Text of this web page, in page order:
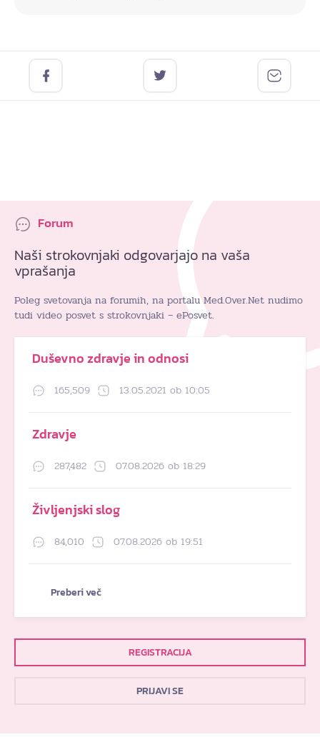
Forum
Naši strokovnjaki odgovarjajo na vaša
vprašanja
Poleg svetovanja na forumih, na portalu Med.Over.Net nudimo
tudi video posvet s strokovnjaki – ePosvet.
Duševno zdravje in odnosi
165,509 13.05.2021 ob 10:05
Zdravje
287,482 07.08.2026 ob 18:29
Življenjski slog
84,010 07.08.2026 ob 19:51
Preberi več
REGISTRACIJA
PRIJAVI SE